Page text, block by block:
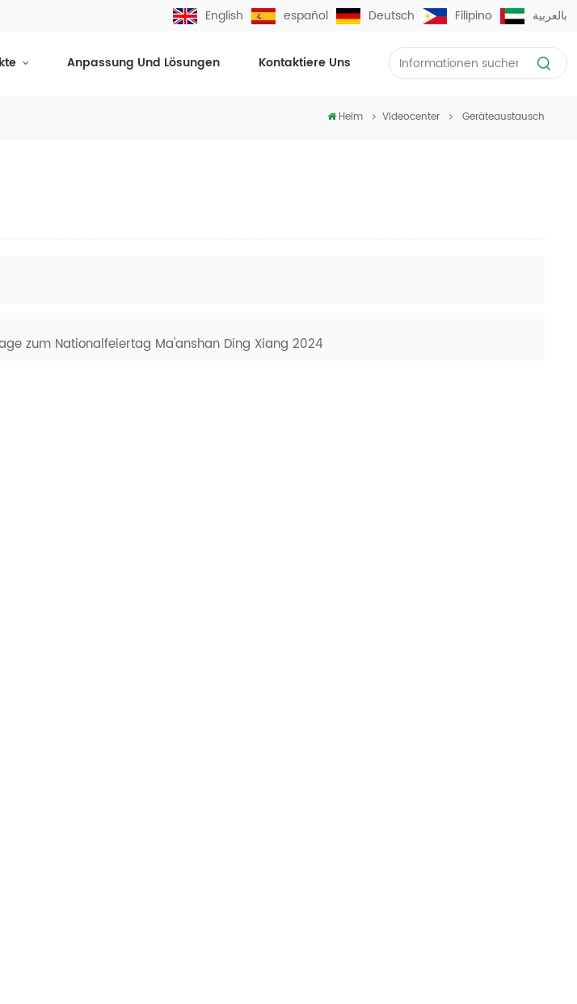
English español Deutsch Filipino بالعربية
Anpassung Und Lösungen Kontaktiere Uns
Heim Videocenter Geräteaustausch
zum Nationalfeiertag Ma'anshan Ding Xiang 2024